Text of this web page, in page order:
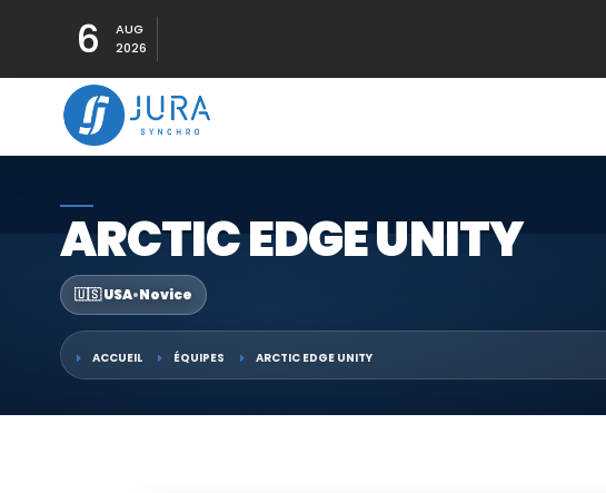
6
AUG
2026
ARCTIC EDGE UNITY
🇺🇸 USA•Novice
ACCUEIL ÉQUIPES ARCTIC EDGE UNITY